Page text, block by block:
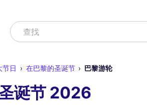
寻找查找节目
节日 在巴黎的圣诞节 巴黎游轮
诞节 2026